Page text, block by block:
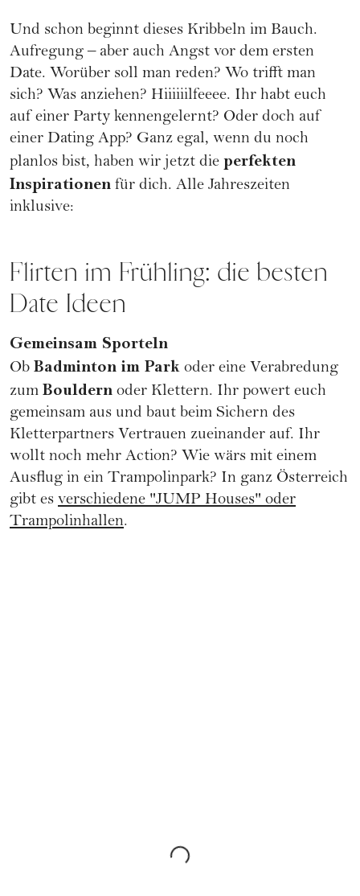
Und schon beginnt dieses Kribbeln im Bauch.
Aufregung – aber auch Angst vor dem ersten
Date. Worüber soll man reden? Wo trifft man
sich? Was anziehen? Hiiiiiilfeeee. Ihr habt euch
auf einer Party kennengelernt? Oder doch auf
einer Dating App? Ganz egal, wenn du noch
planlos bist, haben wir jetzt die perfekten
Inspirationen für dich. Alle Jahreszeiten
inklusive:
Flirten im Frühling: die besten
Date Ideen
Gemeinsam Sporteln
Ob Badminton im Park oder eine Verabredung
zum Bouldern oder Klettern. Ihr powert euch
gemeinsam aus und baut beim Sichern des
Kletterpartners Vertrauen zueinander auf. Ihr
wollt noch mehr Action? Wie wärs mit einem
Ausflug in ein Trampolinpark? In ganz Österreich
gibt es verschiedene "JUMP Houses" oder
Trampolinhallen.